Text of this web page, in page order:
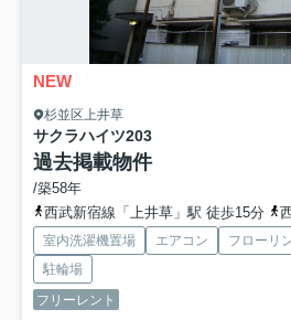
NEW
杉並区上井草
サクラハイツ203
過去掲載物件
/築58年
西武新宿線「上井草」駅 徒歩15分
室内洗濯機置場 エアコン フローリ
駐輪場
フリーレント